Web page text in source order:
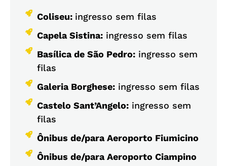
Coliseu: ingresso sem filas
Capela Sistina:ingresso sem filas
Basílica de São Pedro:ingresso sem
filas
Galeria Borghese:ingresso sem filas
Castelo Sant’Angelo:ingresso sem
filas
Ônibus de/para Aeroporto Fiumicino
Ônibus de/para Aeroporto Ciampino